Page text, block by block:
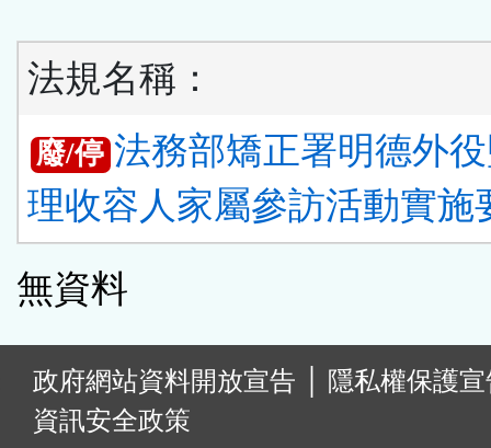
法規名稱：
廢/停 法務部矯正署明德外
理收容人家屬參訪活動實施
無資料
政府網站資料開放宣告
隱私權保護
資訊安全政策